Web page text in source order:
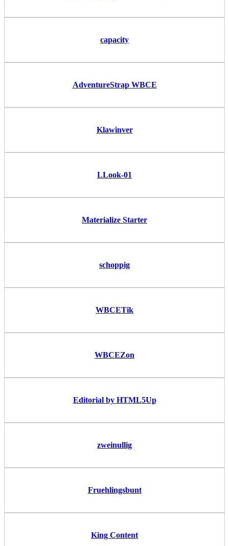
capacity
AdventureStrap WBCE
Klawinver
LLook-01
Materialize Starter
schoppig
WBCETik
WBCEZon
Editorial by HTML5Up
zweinullig
Fruehlingsbunt
King Content